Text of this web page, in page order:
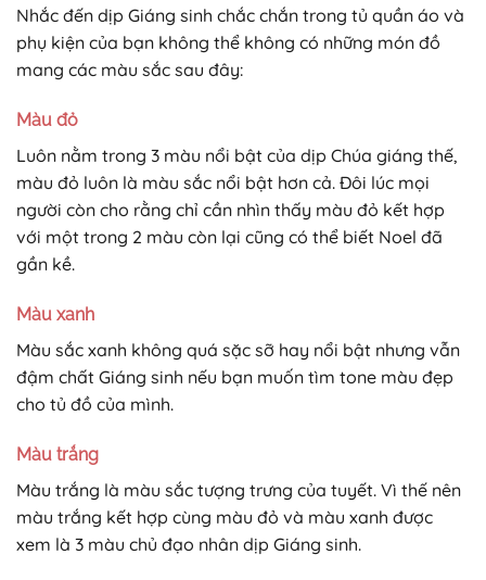
Nhắc đến dịp Giáng sinh chắc chắn trong tủ quần áo và
phụ kiện của bạn không thể không có những món đồ
mang các màu sắc sau đây:
Màu đỏ
Luôn nằm trong 3 màu nổi bật của dịp Chúa giáng thế,
màu đỏ luôn là màu sắc nổi bật hơn cả. Đôi lúc mọi
người còn cho rằng chỉ cần nhìn thấy màu đỏ kết hợp
với một trong 2 màu còn lại cũng có thể biết Noel đã
gần kề.
Màu xanh
Màu sắc xanh không quá sặc sỡ hay nổi bật nhưng vẫn
đậm chất Giáng sinh nếu bạn muốn tìm tone màu đẹp
cho tủ đồ của mình.
Màu trắng
Màu trắng là màu sắc tượng trưng của tuyết. Vì thế nên
màu trắng kết hợp cùng màu đỏ và màu xanh được
xem là 3 màu chủ đạo nhân dịp Giáng sinh.